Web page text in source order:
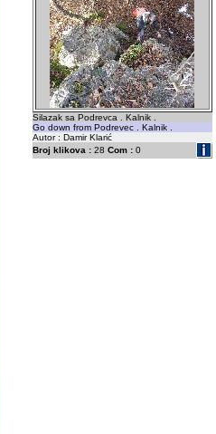
Silazak sa Podrevca . Kalnik .
Go down from Podrevec . Kalnik .
Autor : Damir Klarić
Broj klikova :28 Com :0